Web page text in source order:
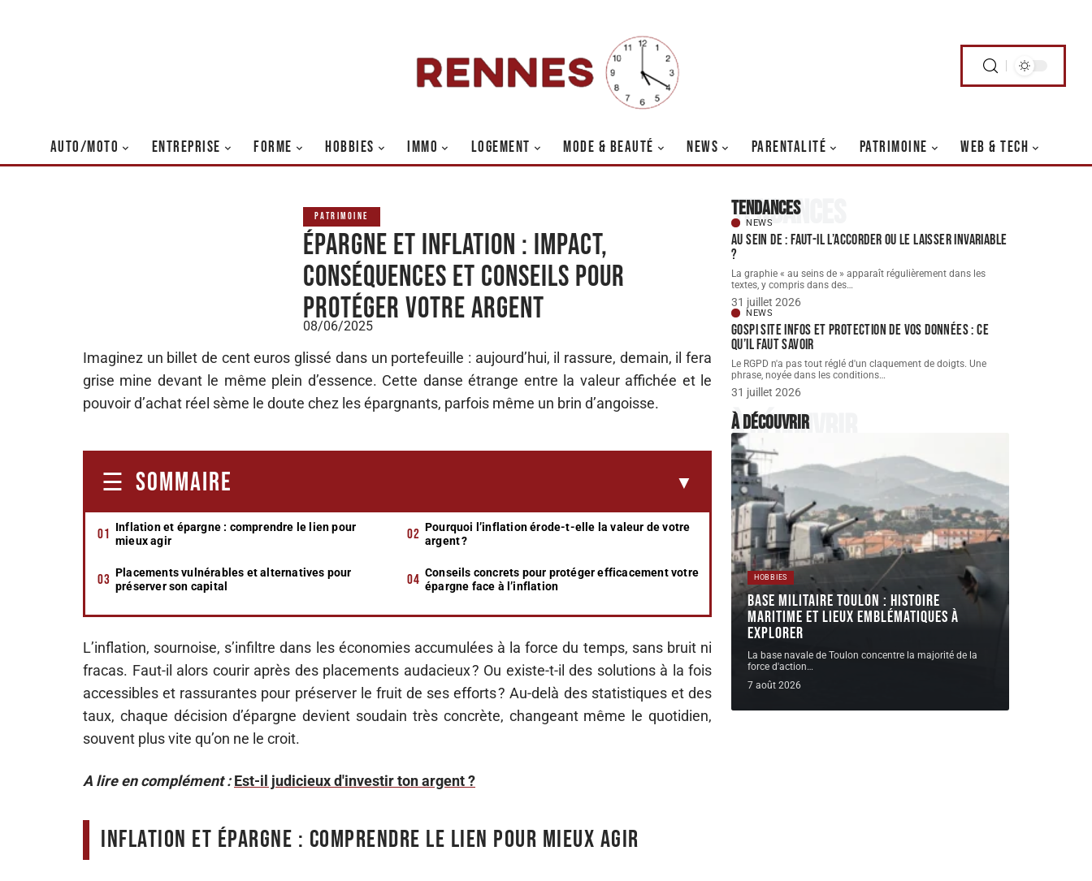
AUTO/MOTO ENTREPRISE FORME HOBBIES IMMO LOGEMENT MODE & BEAUTÉ NEWS PARENTALITÉ PATRIMOINE WEB & TECH
PATRIMOINE
Épargne et inflation : impact,
conséquences et conseils pour
protéger votre argent
08/06/2025
Imaginez un billet de cent euros glissé dans un portefeuille : aujourd’hui, il rassure, demain, il fera
grise mine devant le même plein d’essence. Cette danse étrange entre la valeur affichée et le
pouvoir d’achat réel sème le doute chez les épargnants, parfois même un brin d’angoisse.
SOMMAIRE
Inflation et épargne : comprendre le lien pour
mieux agir
Pourquoi l’inflation érode-t-elle la valeur de votre
argent ?
Placements vulnérables et alternatives pour
préserver son capital
Conseils concrets pour protéger efficacement votre
épargne face à l’inflation
L’inflation, sournoise, s’infiltre dans les économies accumulées à la force du temps, sans bruit ni
fracas. Faut-il alors courir après des placements audacieux ? Ou existe-t-il des solutions à la fois
accessibles et rassurantes pour préserver le fruit de ses efforts ? Au-delà des statistiques et des
taux, chaque décision d’épargne devient soudain très concrète, changeant même le quotidien,
souvent plus vite qu’on ne le croit.
A lire en complément : Est-il judicieux d'investir ton argent ?
Inflation et épargne : comprendre le lien pour mieux agir
Tendances
Tendances
NEWS
Au sein de : faut-il l’accorder ou le laisser invariable
?
La graphie « au seins de » apparaît régulièrement dans les
textes, y compris dans des…
31 juillet 2026
NEWS
Gospi site infos et protection de vos données : ce
qu’il faut savoir
Le RGPD n'a pas tout réglé d'un claquement de doigts. Une
phrase, noyée dans les conditions…
31 juillet 2026
À découvrir
À découvrir
HOBBIES
Base militaire Toulon : histoire
maritime et lieux emblématiques à
explorer
La base navale de Toulon concentre la majorité de la
force d'action…
7 août 2026